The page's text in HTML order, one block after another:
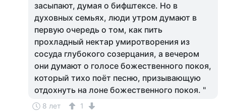
засыпают, думая о бифштексе. Но в
духовных семьях, люди утром думают в
первую очередь о том, как пить
прохладный нектар умиротворения из
сосуда глубокого созерцания, а вечером
они думают о голосе божественного покоя,
который тихо поёт песню, призывающую
отдохнуть на лоне божественного покоя. "
8 лет 1